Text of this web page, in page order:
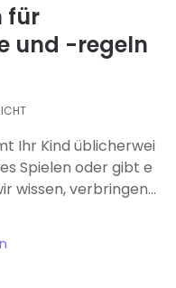
für
und -regeln
Ihr Kind üblicherwei
Spielen oder gibt e
wissen, verbringen
Zeit im Freie
Zeit vor Bildschir
Smartphones. Bild